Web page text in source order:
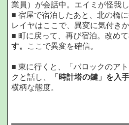
業員）が会話中。エイミが怪我し
■ 宿屋で宿泊したあと、北の橋に
レイヤはここで、異変に気付きか
■ 町に戻って、再び宿泊。改めて
す。
ここで異変を確信。
■ 東に行くと、「バロックのア
クと話し、
「時計塔の鍵」を入手
横柄な態度。